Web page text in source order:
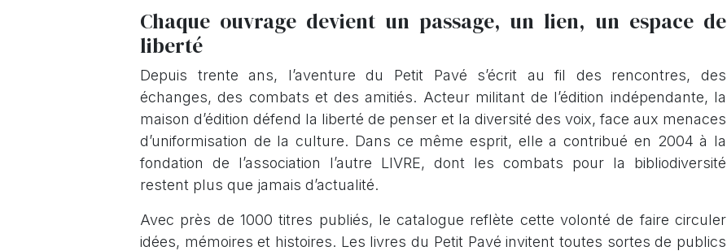
Chaque ouvrage devient un passage, un lien, un espace de
liberté
Depuis trente ans, l’aventure du Petit Pavé s’écrit au fil des rencontres, des
échanges, des combats et des amitiés. Acteur militant de l’édition indépendante, la
maison d’édition défend la liberté de penser et la diversité des voix, face aux menaces
d’uniformisation de la culture. Dans ce même esprit, elle a contribué en 2004 à la
fondation de l’association l’autre LIVRE, dont les combats pour la bibliodiversité
restent plus que jamais d’actualité.
Avec près de 1000 titres publiés, le catalogue reflète cette volonté de faire circuler
idées, mémoires et histoires. Les livres du Petit Pavé invitent toutes sortes de publics